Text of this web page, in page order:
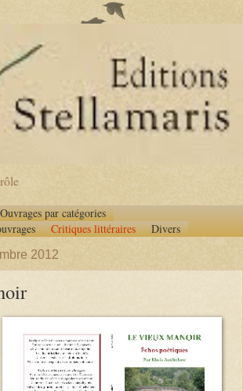
Ouvrages par catégories
Critiques littéraires Divers
2012